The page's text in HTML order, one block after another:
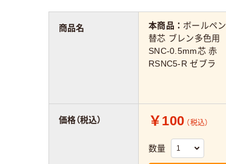
本商品： ボールペン
替芯 ブレン多色用
SNC-0.5mm芯 赤
RSNC5-R ゼブラ
￥100 （税込）
数量
商品名
価格（税込）